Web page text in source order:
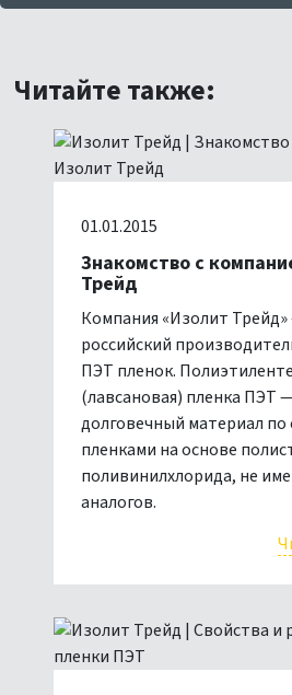
Читайте также:
01.01.2015
Знакомство с
Трейд
Компания «Изолит
российский
ПЭТ пленок.
(лавсановая) пленка ПЭТ
долговечный материал
пленками на основе
поливинилхлорида, не
аналогов.